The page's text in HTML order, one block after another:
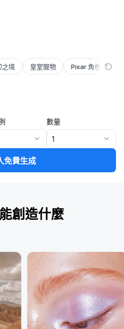
之境 皇室寵物 Pixar 角色
數量
1
免費生成
創造什麼